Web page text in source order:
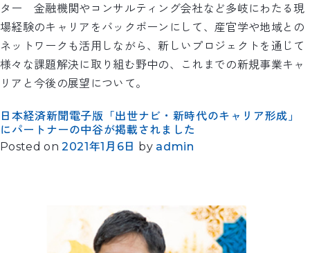
ター 金融機関やコンサルティング会社など多岐にわたる現
場経験のキャリアをバックボーンにして、産官学や地域との
ネットワークも活用しながら、新しいプロジェクトを通じて
様々な課題解決に取り組む野中の、これまでの新規事業キャ
リアと今後の展望について。
日本経済新聞電子版「出世ナビ・新時代のキャリア形成」
にパートナーの中谷が掲載されました
Posted on2021年1月6日 by admin